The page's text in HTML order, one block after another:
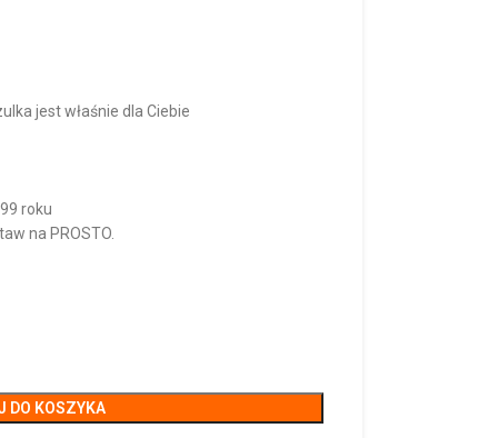
jest właśnie dla Ciebie
roku
na PROSTO.
DO KOSZYKA